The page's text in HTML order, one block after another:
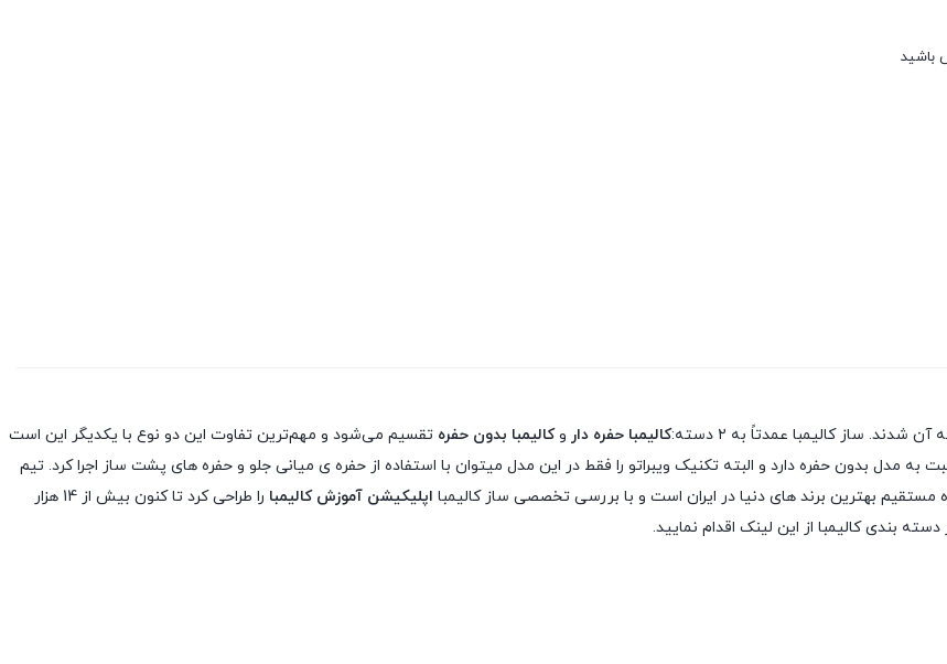
باشید
ساز کالیمبا عمدتاً به ۲ دسته: کالیمبا حفره دار وکالیمبا بدون حفره تقسیم می‌شود و مهم‌ترین تفاوت این دو نوع با یکدیگر این است
مدل بدون حفره دارد و البته تکنیک ویبراتو را فقط در این مدل میتوان با استفاده از حفره ی میانی جلو و حفره های پشت ساز اجرا کرد. تیم
اپلیکیشن آموزش کالیمبا
را طراحی کرد تا کنون بیش از 14 هزار
دسته بندی کالیمبا از این لینک اقدام نمایید.